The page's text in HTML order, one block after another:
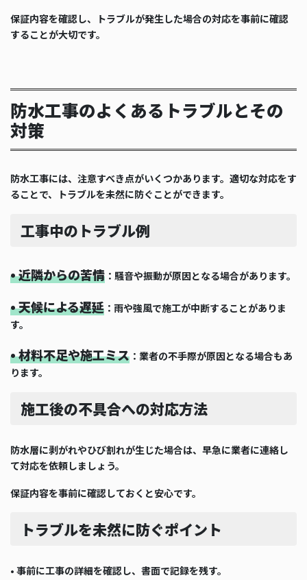
保証内容を確認し、トラブルが発生した場合の対応を事前に確認
することが大切です。
防水工事のよくあるトラブルとその
対策
防水工事には、注意すべき点がいくつかあります。適切な対応をす
ることで、トラブルを未然に防ぐことができます。
工事中のトラブル例
• 近隣からの苦情 ：騒音や振動が原因となる場合があります。
• 天候による遅延 ：雨や強風で施工が中断することがありま
す。
• 材料不足や施工ミス ：業者の不手際が原因となる場合もあ
ります。
施工後の不具合への対応方法
防水層に剥がれやひび割れが生じた場合は、早急に業者に連絡し
て対応を依頼しましょう。
保証内容を事前に確認しておくと安心です。
トラブルを未然に防ぐポイント
• 事前に工事の詳細を確認し、書面で記録を残す。